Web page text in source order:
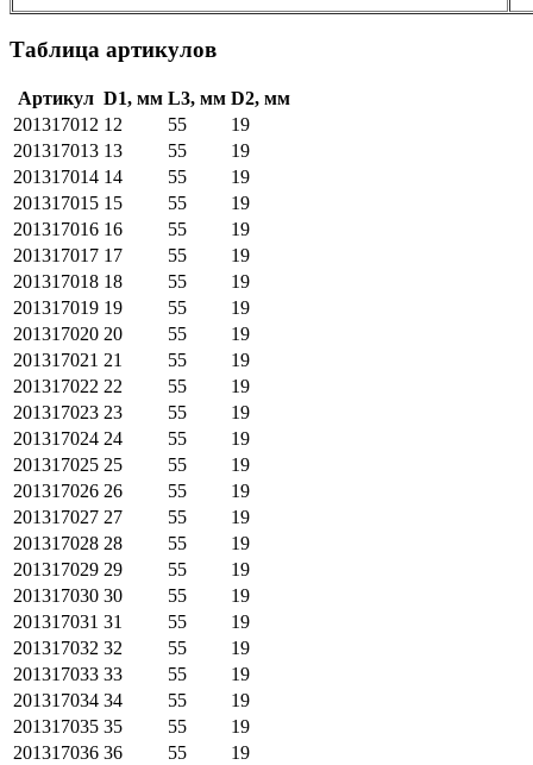
Таблица артикулов
Артикул D1, мм L3, мм D2, мм
201317012 12 55
19
201317013 13 55
19
201317014 14 55
19
201317015 15 55
19
201317016 16 55
19
201317017 17 55
19
201317018 18 55
19
201317019 19 55
19
201317020 20 55
19
201317021 21 55
19
201317022 22 55
19
201317023 23 55
19
201317024 24 55
19
201317025 25 55
19
201317026 26 55
19
201317027 27 55
19
201317028 28 55
19
201317029 29 55
19
201317030 30 55
19
201317031 31 55
19
201317032 32 55
19
201317033 33 55
19
201317034 34 55
19
201317035 35 55
19
201317036 36 55
19